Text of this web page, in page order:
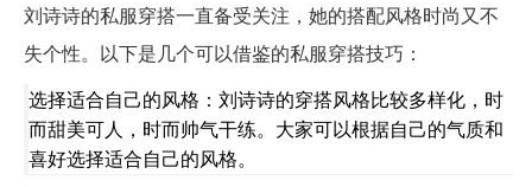
刘诗诗的私服穿搭一直备受关注，她的搭配风格时尚又不
失个性。以下是几个可以借鉴的私服穿搭技巧：
选择适合自己的风格：刘诗诗的穿搭风格比较多样化，时
而甜美可人，时而帅气干练。大家可以根据自己的气质和
喜好选择适合自己的风格。